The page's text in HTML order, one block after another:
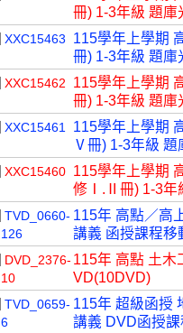
冊) 1-3年級 題庫
XXC15463
115學年上學期
冊) 1-3年級 題庫
XXC15462
115學年上學期
冊) 1-3年級 題庫
XXC15461
115學年上學期
Ⅴ冊) 1-3年級 題
XXC15460 115學年上學期
修Ⅰ.Ⅱ冊) 1-3年
TVD_0660-
126
115年 高點／高
講義 函授課程移
DVD_2376-
10
115年 高點 土木
VD(10DVD)
TVD_0659-
6
115年 超級函授
講義 DVD函授